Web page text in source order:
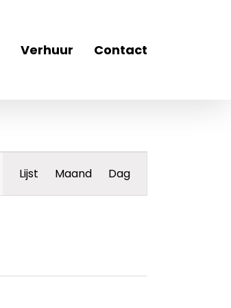
Verhuur Contact
weergaven
navigatie
Lijst Maand Dag